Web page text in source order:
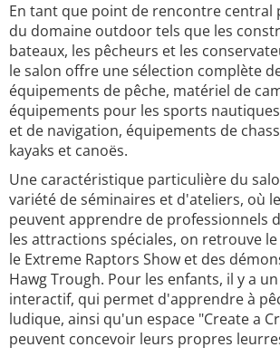
En tant que point de rencontre central
du domaine outdoor tels que les
bateaux, les pêcheurs et les
le salon offre une sélection complète
équipements de pêche, matériel de
équipements pour les sports
et de navigation, équipements de
kayaks et canoës.
Une caractéristique particulière du
variété de séminaires et d'ateliers, où
peuvent apprendre de professionnels
les attractions spéciales, on retrouve le
le Extreme Raptors Show et des
Hawg Trough. Pour les enfants, il y a
interactif, qui permet d'apprendre à
ludique, ainsi qu'un espace "Create a
peuvent concevoir leurs propres